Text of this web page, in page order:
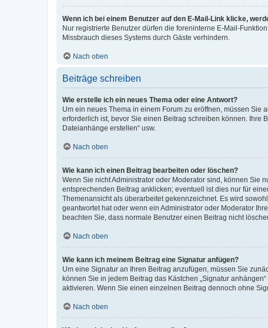
Wenn ich bei einem Benutzer auf den E-Mail-Link klicke,
Nur registrierte Benutzer dürfen die foreninterne E-Mail-
Missbrauch dieses Systems durch Gäste verhindern.
Nach oben
Beiträge schreiben
Wie erstelle ich ein neues Thema oder eine Antwort?
Um ein neues Thema in einem Forum zu eröffnen, müssen Sie
erforderlich ist, bevor Sie einen Beitrag schreiben können. Ihre
Dateianhänge erstellen“ usw.
Nach oben
Wie kann ich einen Beitrag bearbeiten oder löschen?
Wenn Sie nicht Administrator oder Moderator sind, können Sie
entsprechenden Beitrag anklicken; eventuell ist dies nur für
Themenansicht als überarbeitet gekennzeichnet. Es wird
geantwortet hat oder wenn ein Administrator oder Moderator
beachten Sie, dass normale Benutzer einen Beitrag nicht
Nach oben
Wie kann ich meinem Beitrag eine Signatur anfügen?
Um eine Signatur an Ihren Beitrag anzufügen, müssen Sie
können Sie in jedem Beitrag das Kästchen „Signatur
aktivieren. Wenn Sie einen einzelnen Beitrag dennoch ohne
Nach oben